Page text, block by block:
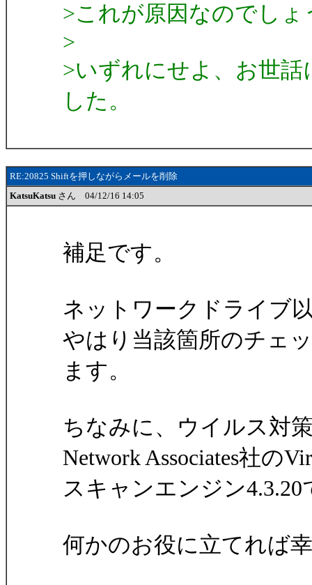
>これが原因なのでしょ
>
>いずれにせよ、お世
した。
RE:20825 Shiftを押しながらメールを削除
KatsuKatsu さん 04/12/16 14:05
補足です。
ネットワークドライブ
やはり当該箇所のチェ
ます。
ちなみに、ウイルス対
Network Associates社の
スキャンエンジン4.3.20
何かのお役に立てれば